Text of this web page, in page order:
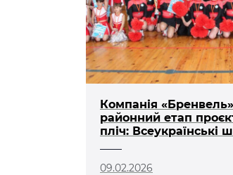
Компанія
районний етап
пліч: Всеукраїнські
09.02.2026